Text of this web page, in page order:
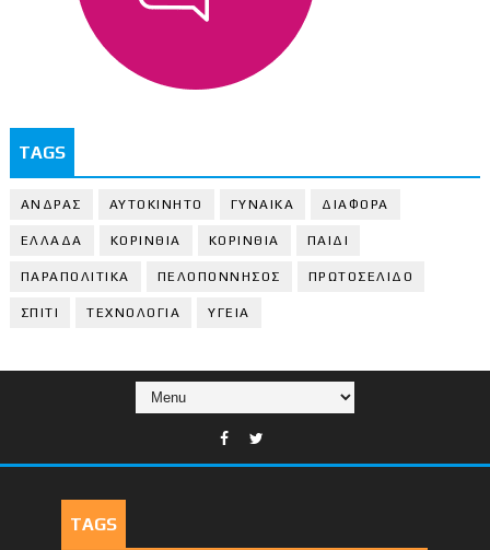
TAGS
ΑΝΔΡΑΣ ΑΥΤΟΚΙΝΗΤΟ ΓΥΝΑΙΚΑ ΔΙΑΦΟΡΑ
ΕΛΛΑΔΑ ΚΟΡΙΝΘΙΑ ΚΟΡΙΝΘΙA ΠΑΙΔΙ
ΠΑΡΑΠΟΛΙΤΙΚΑ ΠΕΛΟΠΟΝΝΗΣΟΣ ΠΡΩΤΟΣΕΛΙΔΟ
ΣΠΙΤΙ ΤΕΧΝΟΛΟΓΙΑ ΥΓΕΙΑ
TAGS